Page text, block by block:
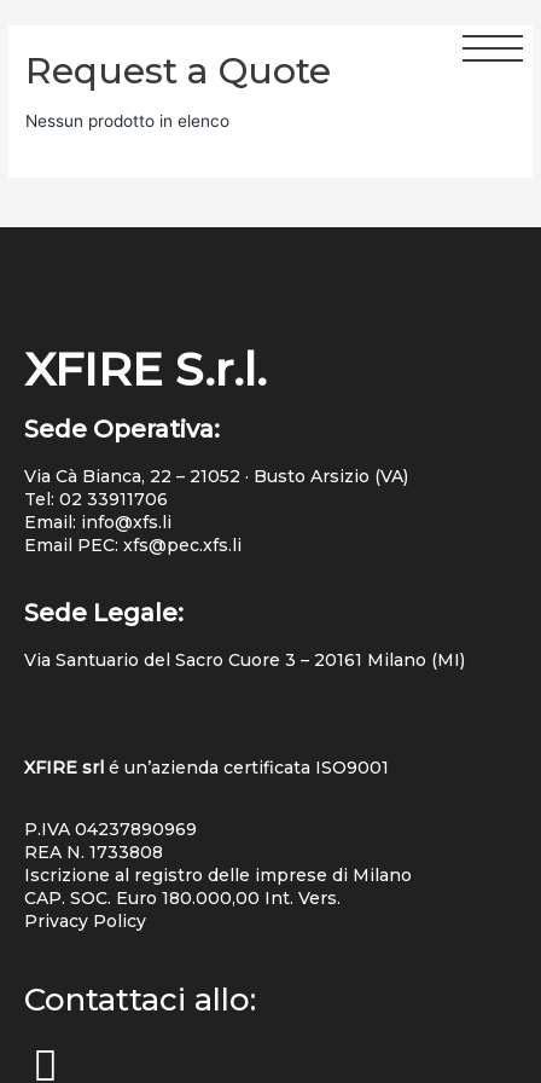
Request a Quote
Nessun prodotto in elenco
XFIRE S.r.l.
Sede Operativa:
Via Cà Bianca, 22 – 21052 · Busto Arsizio (VA)
Tel: 02 33911706
Email: info@xfs.li
Email PEC: xfs@pec.xfs.li
Sede Legale:
Via Santuario del Sacro Cuore 3 – 20161 Milano (MI)
XFIRE srl é un’azienda certificata ISO9001
P.IVA 04237890969
REA N. 1733808
Iscrizione al registro delle imprese di Milano
CAP. SOC. Euro 180.000,00 Int. Vers.
Privacy Policy
Contattaci allo: